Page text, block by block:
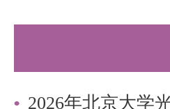
造，有清北先